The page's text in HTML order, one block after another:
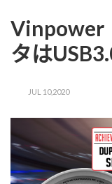
Vinpower
タは
JUL 10,2020